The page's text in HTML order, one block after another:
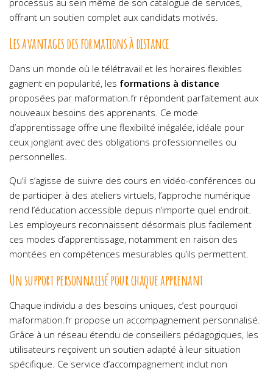
offrant un soutien complet aux candidats motivés.
Les avantages des formations à distance
Dans un monde où le télétravail et les horaires flexibles
gagnent en popularité, les formations à distance
proposées par maformation.fr répondent parfaitement aux
nouveaux besoins des apprenants. Ce mode
d’apprentissage offre une flexibilité inégalée, idéale pour
ceux jonglant avec des obligations professionnelles ou
personnelles.
Qu’il s’agisse de suivre des cours en vidéo-conférences ou
de participer à des ateliers virtuels, l’approche numérique
rend l’éducation accessible depuis n’importe quel endroit.
Les employeurs reconnaissent désormais plus facilement
ces modes d’apprentissage, notamment en raison des
montées en compétences mesurables qu’ils permettent.
Un support personnalisé pour chaque apprenant
Chaque individu a des besoins uniques, c’est pourquoi
maformation.fr propose un accompagnement personnalisé.
Grâce à un réseau étendu de conseillers pédagogiques, les
utilisateurs reçoivent un soutien adapté à leur situation
spécifique. Ce service d’accompagnement inclut non